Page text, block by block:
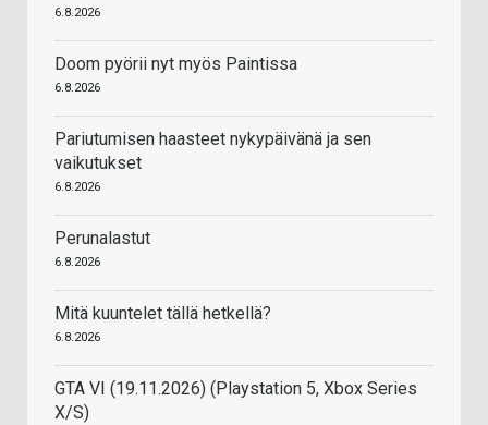
6.8.2026
Doom pyörii nyt myös Paintissa
6.8.2026
Pariutumisen haasteet nykypäivänä ja sen
vaikutukset
6.8.2026
Perunalastut
6.8.2026
Mitä kuuntelet tällä hetkellä?
6.8.2026
GTA VI (19.11.2026) (Playstation 5, Xbox Series
X/S)